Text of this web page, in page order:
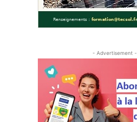
- Advertisement -